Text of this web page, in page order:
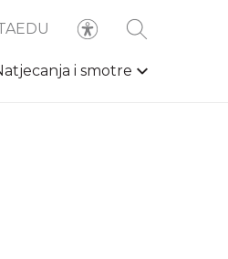
i smotre